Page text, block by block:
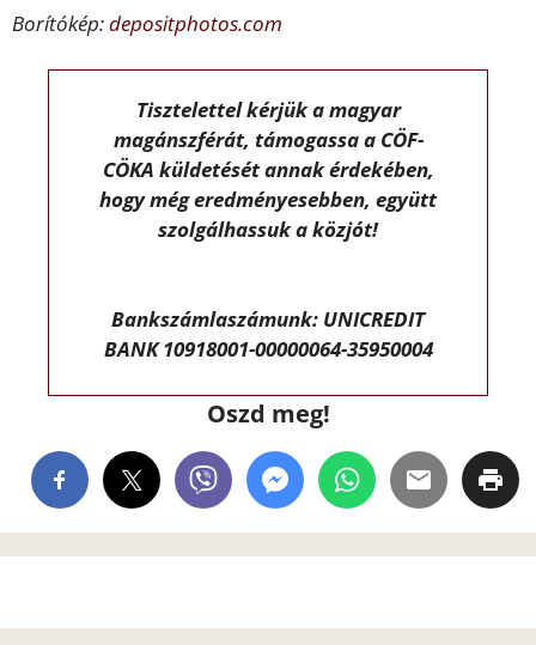
Borítókép:depositphotos.com
Tisztelettel kérjük a magyar
magánszférát, támogassa a CÖF-
CÖKA küldetését annak érdekében,
hogy még eredményesebben, együtt
szolgálhassuk a közjót!
Bankszámlaszámunk: UNICREDIT
BANK 10918001-00000064-35950004
Oszd meg!